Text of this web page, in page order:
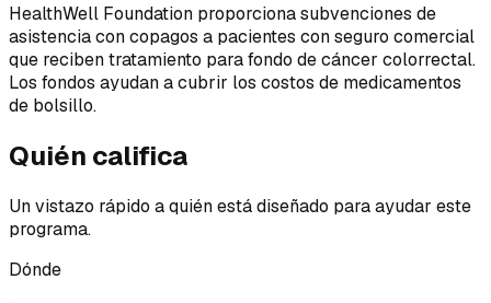
HealthWell Foundation proporciona subvenciones de
asistencia con copagos a pacientes con seguro comercial
que reciben tratamiento para fondo de cáncer colorrectal.
Los fondos ayudan a cubrir los costos de medicamentos
de bolsillo.
Quién califica
Un vistazo rápido a quién está diseñado para ayudar este
programa.
Dónde